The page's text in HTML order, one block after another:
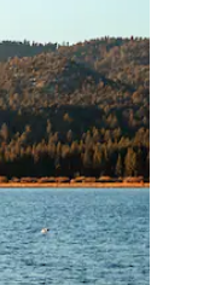
en faisant glisser.